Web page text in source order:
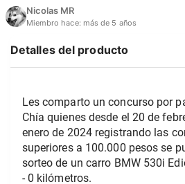
Nicolas MR
Miembro hace: más de 5 años
Detalles del producto
Les comparto un concurso por
Chía quienes desde el 20 de
enero de 2024 registrando las
superiores a 100.000 pesos se
sorteo de un carro BMW 530i
- 0 kilómetros.